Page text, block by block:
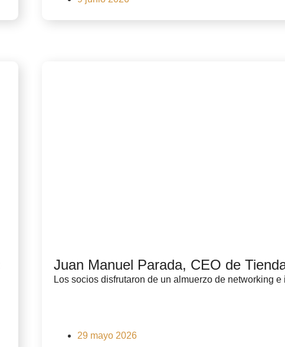
Juan Manuel Parada, CEO de
Los socios disfrutaron de un almuerzo de networking
29 mayo 2026